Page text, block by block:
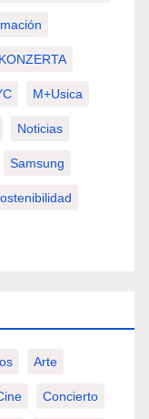
KONZERTA
M+usica
Noticias
Samsung
Arte
Concierto